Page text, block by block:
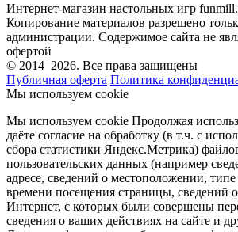
Интернет-магазин настольных игр
Копирование материалов разрешено
администрации. Содержимое сайта не
офертой
© 2014–2026. Все права защищены
Публичная оферта Политика
Мы используем cookie
Мы используем cookie Продолжая
даёте согласие на обработку (в т.ч. с
сбора статистики Яндекс.Метрика)
пользовательских данных (например
адресе, сведений о местоположении, типе
времени посещения страницы, сведений о
Интернет, с которых были совершены
сведения о ваших действиях на сайте и